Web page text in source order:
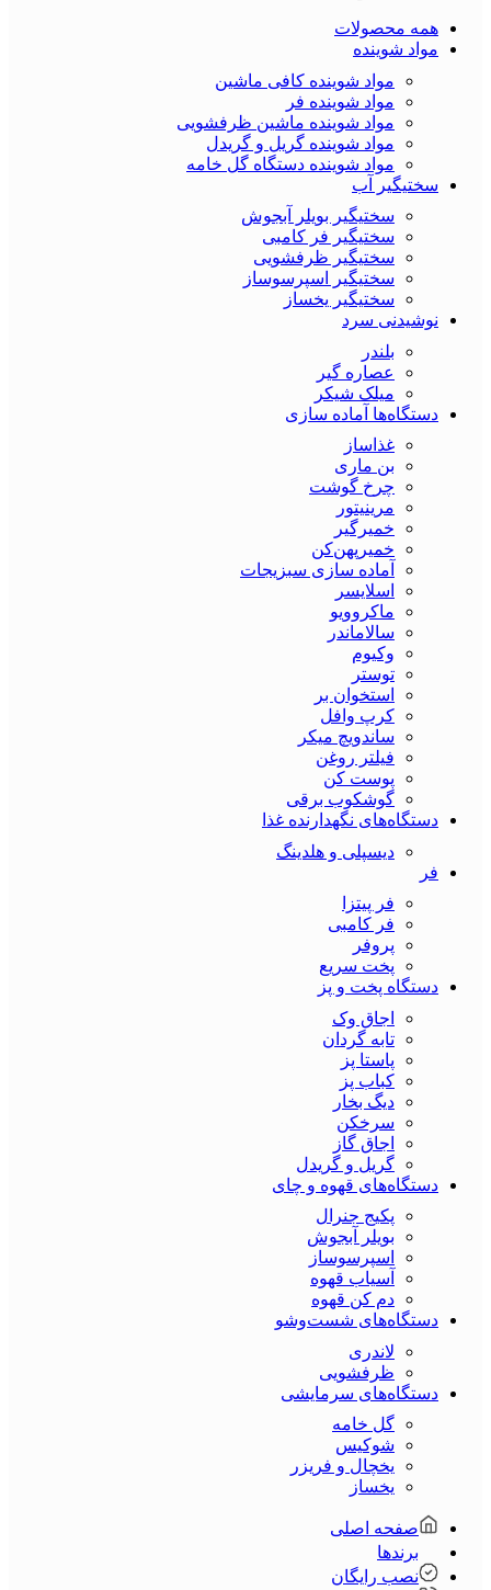
همه محصولات
مواد شوینده
مواد شوینده کافی ماشین
مواد شوینده فر
مواد شوینده ماشین ظرفشویی
مواد شوینده گریل و گریدل
مواد شوینده دستگاه گل خامه
سختیگیر آب
سختیگیر بویلر آبجوش
سختیگیر فر کامبی
سختیگیر ظرفشویی
سختیگیر اسپرسوساز
سختیگیر یخساز
نوشیدنی سرد
بلندر
عصاره گیر
میلک شیکر
دستگاه‌ها آماده سازی
غذاساز
بن ماری
چرخ گوشت
مرینیتور
خمیرگیر
خمیر‌پهن‌کن
آماده سازی سبزیجات
اسلایسر
ماکروویو
سالاماندر
وکیوم
توستر
استخوان بر
کرپ وافل
ساندویچ میکر
فیلتر روغن
پوست کن
گوشکوب برقی
دستگاه‌های نگهدارنده غذا
دیسپلی و هلدینگ
فر
فر پیتزا
فر کامبی
پروفر
پخت سریع
دستگاه‌ پخت و پز
اجاق وک
تابه گردان
پاستا پز
کباب پز
دیگ بخار
سرخکن
اجاق گاز
گریل و گریدل
دستگاه‌های قهوه و چای
پکیج جنرال
بویلر آبجوش
اسپرسوساز
آسیاب قهوه
دم کن قهوه
دستگاه‌های شست‌و‌شو
لاندری
ظرفشویی
دستگاه‌های سرمایشی
گل خامه
شوکیس
یخچال و فریزر
یخساز
صفحه اصلی
برندها
نصب رایگان